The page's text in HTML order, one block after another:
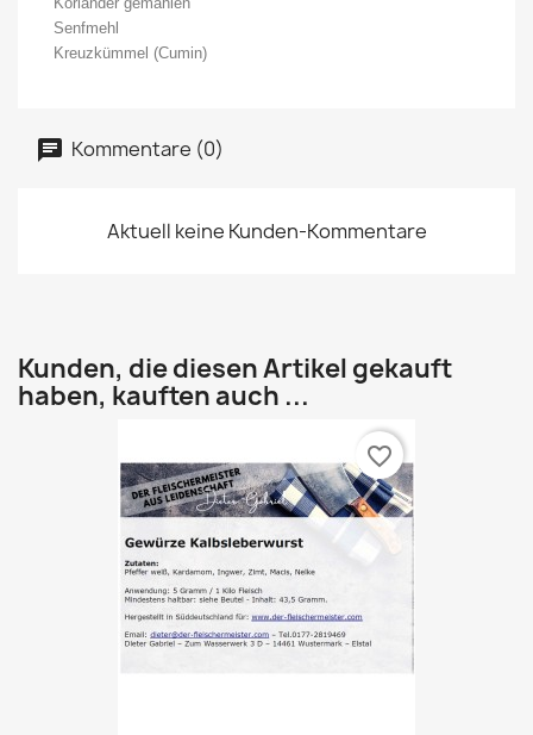
Senfmehl
Kreuzkümmel (Cumin)
Kommentare (0)
Aktuell keine Kunden-Kommentare
Kunden, die diesen Artikel gekauft
haben, kauften auch ...
favorite_border